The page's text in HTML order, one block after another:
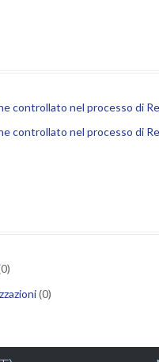
controllato nel processo di
controllato nel processo di
(0)